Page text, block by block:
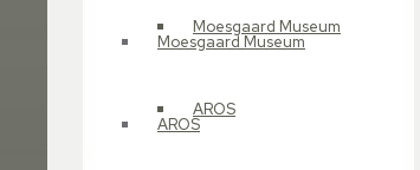
Moesgaard Museum
AROS
Moesgaard Museum
AROS
Laursens Realskole,
Aarhus
Hejnsvig Skole